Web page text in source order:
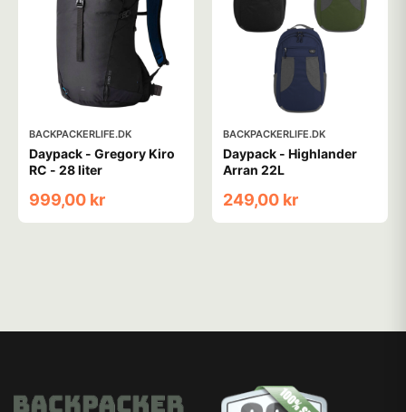
BACKPACKERLIFE.DK
Daypack - Gregory Kiro
RC - 28 liter
999,00 kr
BACKPACKERLIFE.DK
Daypack - Highlander
Arran 22L
249,00 kr